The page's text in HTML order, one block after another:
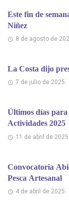
Este fin de
Niñez
8 de agosto de
La Costa dijo
7 de julio de 2025
Últimos días
Actividades 2025
11 de abril de 2025
Convocatoria
Pesca Artesanal
4 de abril de 2025